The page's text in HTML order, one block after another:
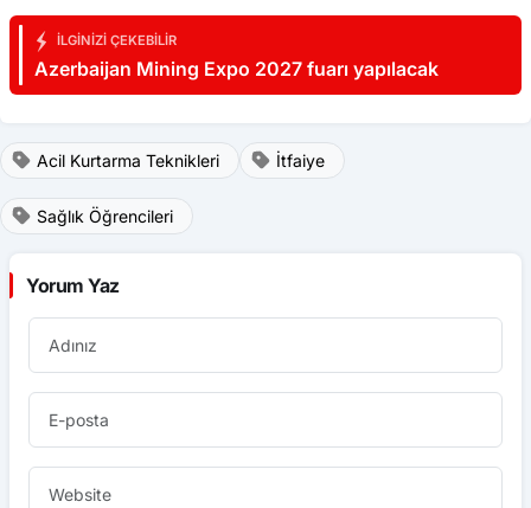
İLGINIZI ÇEKEBILIR
Azerbaijan Mining Expo 2027 fuarı yapılacak
Acil Kurtarma Teknikleri İtfaiye
Sağlık Öğrencileri
Yorum Yaz